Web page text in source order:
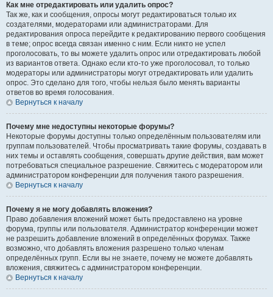
Как мне отредактировать или удалить опрос?
Так же, как и сообщения, опросы могут редактироваться только их
создателями, модераторами или администраторами. Для
редактирования опроса перейдите к редактированию первого сообщения
в теме; опрос всегда связан именно с ним. Если никто не успел
проголосовать, то вы можете удалить опрос или отредактировать любой
из вариантов ответа. Однако если кто-то уже проголосовал, то только
модераторы или администраторы могут отредактировать или удалить
опрос. Это сделано для того, чтобы нельзя было менять варианты
ответов во время голосования.
Вернуться к началу
Почему мне недоступны некоторые форумы?
Некоторые форумы доступны только определённым пользователям или
группам пользователей. Чтобы просматривать такие форумы, создавать в
них темы и оставлять сообщения, совершать другие действия, вам может
потребоваться специальное разрешение. Свяжитесь с модератором или
администратором конференции для получения такого разрешения.
Вернуться к началу
Почему я не могу добавлять вложения?
Право добавления вложений может быть предоставлено на уровне
форума, группы или пользователя. Администратор конференции может
не разрешить добавление вложений в определённых форумах. Также
возможно, что добавлять вложения разрешено только членам
определённых групп. Если вы не знаете, почему не можете добавлять
вложения, свяжитесь с администратором конференции.
Вернуться к началу